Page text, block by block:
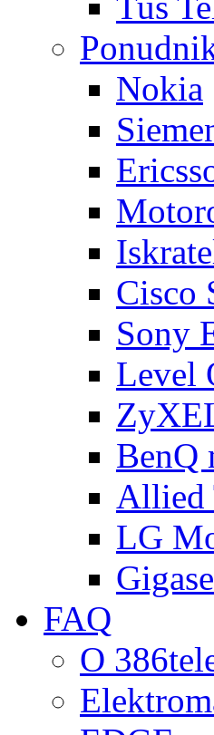
Nokia
Cisco
Sony
Level
BenQ
Allied
LG
FAQ
O